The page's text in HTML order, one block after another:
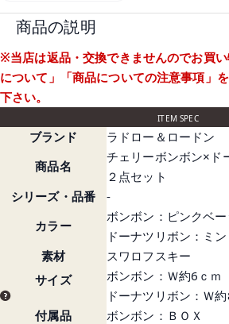
商品の説明
※当店は返品・交換できませんのでお買
について」
「商品についての注意事項」
下さい。
ITEM SPEC
ブランド
ラドロー＆ロードン
商品名
チェリーボンボン×ド
２点セット
シリーズ・品番
-
カラー
ボンボン：ピンクベ
ドーナツリボン：ミ
素材
スワロフスキー
サイズ
ボンボン：Ｗ約6ｃｍ
ドーナツリボン：Ｗ
付属品
ボンボン：ＢＯＸ